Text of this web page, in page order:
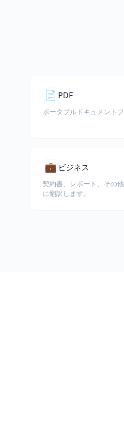
📄 PDF
ポータブルドキュメント
💼 ビジネス
契約書、レポート、その
に翻訳します。